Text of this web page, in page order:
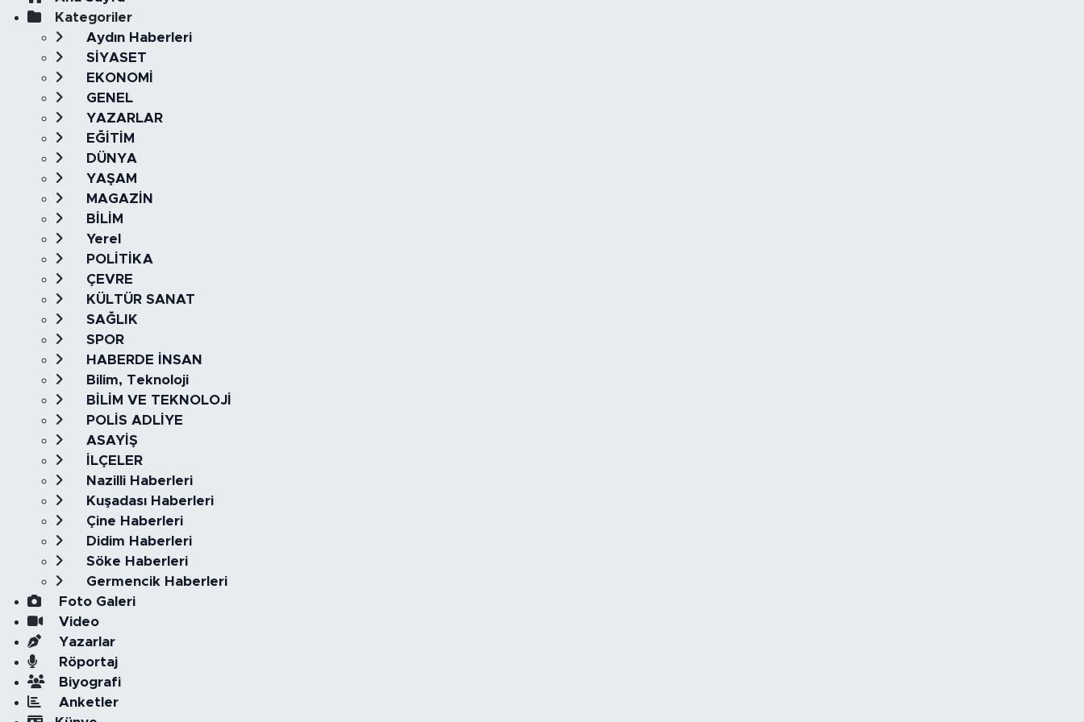
Kategoriler
Aydın Haberleri
SİYASET
EKONOMİ
GENEL
YAZARLAR
EĞİTİM
DÜNYA
YAŞAM
MAGAZİN
BİLİM
Yerel
POLİTİKA
ÇEVRE
KÜLTÜR SANAT
SAĞLIK
SPOR
HABERDE İNSAN
Bilim, Teknoloji
BİLİM VE TEKNOLOJİ
POLİS ADLİYE
ASAYİŞ
İLÇELER
Nazilli Haberleri
Kuşadası Haberleri
Çine Haberleri
Didim Haberleri
Söke Haberleri
Germencik Haberleri
Foto Galeri
Video
Yazarlar
Röportaj
Biyografi
Anketler